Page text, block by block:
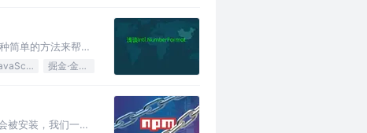
简单的方法来帮助
JavaScript 掘金·金石计划
被安装，我们一一